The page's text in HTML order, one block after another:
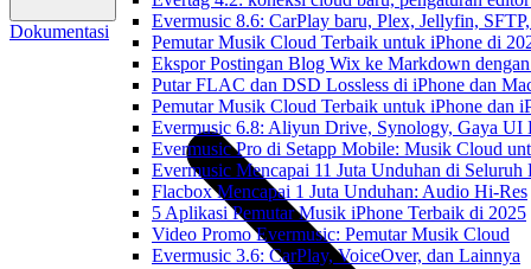
Evermusic 8.6: CarPlay baru, Plex, Jellyfin,
Pemutar Musik Cloud Terbaik untuk iPhone di
Ekspor Postingan Blog Wix ke Markdown
Putar FLAC dan DSD Lossless di iPhone dan
Pemutar Musik Cloud Terbaik untuk iPhone dan
Evermusic 6.8: Aliyun Drive, Synology, Gaya UI
Evermusic Pro di Setapp Mobile: Musik Cloud
Evermusic Mencapai 11 Juta Unduhan di Seluruh
Flacbox Mencapai 1 Juta Unduhan: Audio Hi-Res
5 Aplikasi Pemutar Musik iPhone Terbaik di 2025
Video Promo Evermusic: Pemutar Musik Cloud
Evermusic 3.6: CarPlay, VoiceOver, dan Lainnya
Dokumentasi